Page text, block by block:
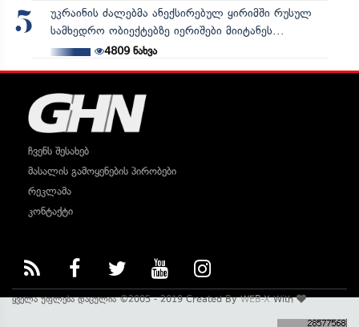
5
უკრაინის ძალებმა ანექსირებულ ყირიმში რუსულ
სამხედრო ობიექტებზე იერიშები მიიტანეს...
4809ნახვა
ჩვენს შესახებ
მასალის გამოყენების პირობები
რეკლამა
კონტაქტი
ყველა უფლება დაცულია ©2005 - 2019 Created ByWEB-XWith